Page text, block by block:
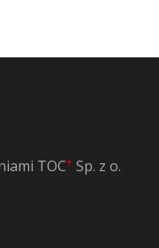
TOC+ Sp. z o.